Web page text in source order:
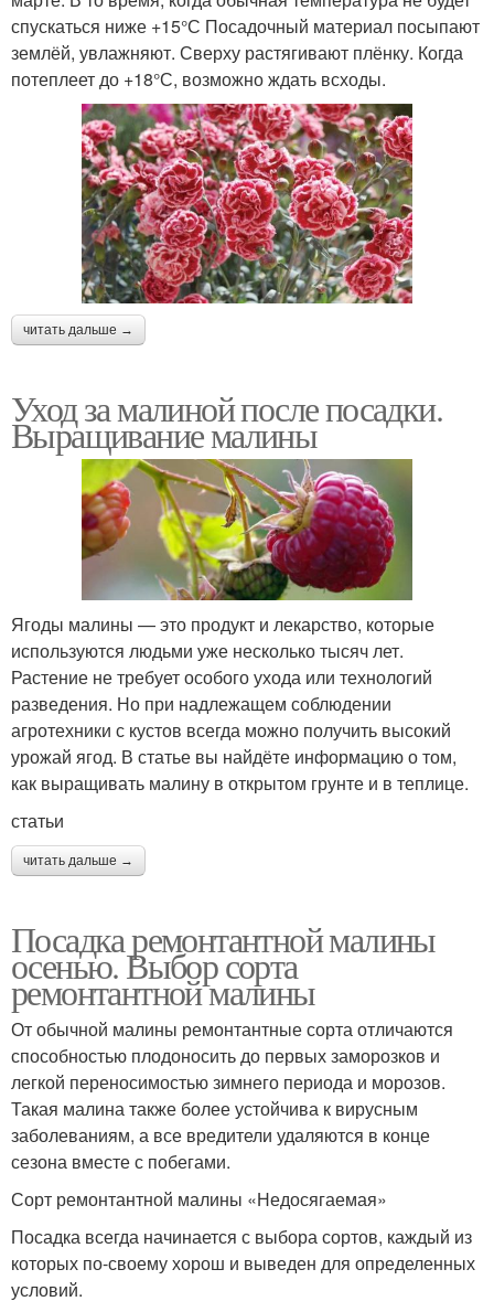
спускаться ниже +15°С Посадочный материал посыпают
землёй, увлажняют. Сверху растягивают плёнку. Когда
потеплеет до +18°С, возможно ждать всходы.
читать дальше →
Уход за малиной после посадки.
Выращивание малины
Ягоды малины — это продукт и лекарство, которые
используются людьми уже несколько тысяч лет.
Растение не требует особого ухода или технологий
разведения. Но при надлежащем соблюдении
агротехники с кустов всегда можно получить высокий
урожай ягод. В статье вы найдёте информацию о том,
как выращивать малину в открытом грунте и в теплице.
статьи
читать дальше →
Посадка ремонтантной малины
осенью. Выбор сорта
ремонтантной малины
От обычной малины ремонтантные сорта отличаются
способностью плодоносить до первых заморозков и
легкой переносимостью зимнего периода и морозов.
Такая малина также более устойчива к вирусным
заболеваниям, а все вредители удаляются в конце
сезона вместе с побегами.
Сорт ремонтантной малины «Недосягаемая»
Посадка всегда начинается с выбора сортов, каждый из
которых по-своему хорош и выведен для определенных
условий.